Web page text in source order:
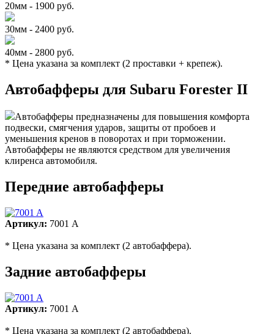
20мм - 1900 руб.
30мм - 2400 руб.
40мм - 2800 руб.
* Цена указана за комплект (2 проставки + крепеж).
Автобафферы для Subaru Forester II
Автобафферы предназначены для повышения комфорта
подвески, смягчения ударов, защиты от пробоев и
уменьшения кренов в поворотах и при торможении.
Автобафферы не являются средством для увеличения
клиренса автомобиля.
Передние автобафферы
Артикул: 7001 A
* Цена указана за комплект (2 автобаффера).
Задние автобафферы
Артикул: 7001 A
* Цена указана за комплект (2 автобаффера).